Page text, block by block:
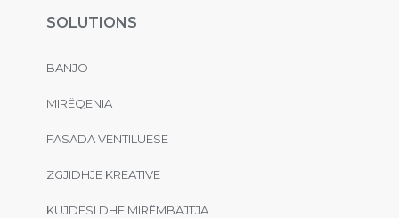
SOLUTIONS
BANJO
MIRËQENIA
FASADA VENTILUESE
ZGJIDHJE KREATIVE
KUJDESI DHE MIRËMBAJTJA